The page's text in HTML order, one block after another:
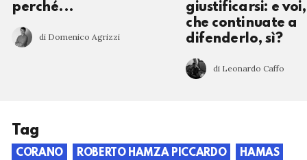
perché...
di Domenico Agrizzi
giustificarsi: e voi,
che continuate a
difenderlo, sì?
di Leonardo Caffo
Tag
CORANO ROBERTO HAMZA PICCARDO
HAMAS